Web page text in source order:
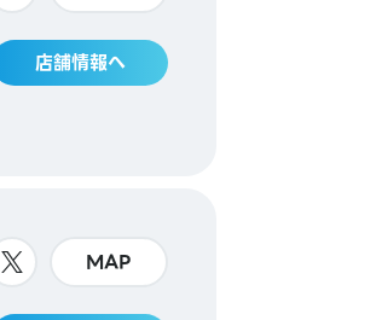
店舗情報へ
MAP